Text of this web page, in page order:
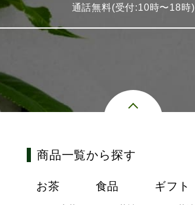
通話無料(受付:10時〜18時)
商品一覧から探す
お茶 食品 ギフト